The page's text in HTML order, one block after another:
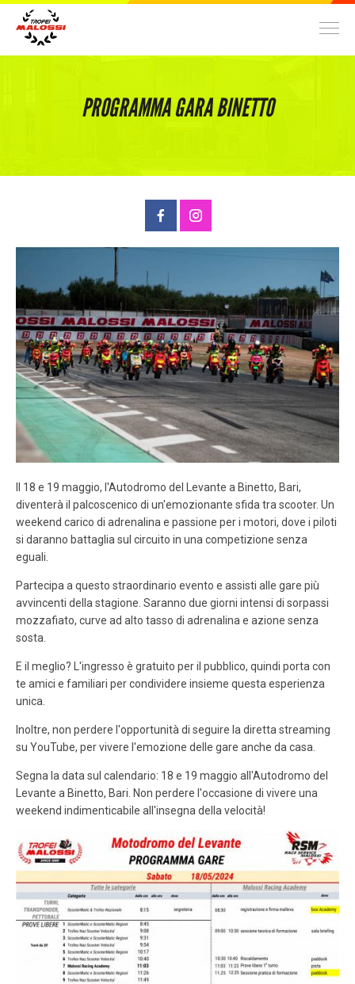
World Malossi Day Cup
Trofeo ScooterMatic
Trofeo Nazionale Scooter Velocità
100 cc 36 2 Tempi Nazionale
Malossi Racing Academy
300 cc 4 Tempi Nazionale
LOGIN
ISCRIVITI ALLA GARA
CALENDARIO
NEWS
BLOG
MALOSSI RACING ACADEMY
VELOCE EROI NEL VENTO
PHOTOGALLERY
CLASSIFICHE
CONTATTI
PROGRAMMA GARA BINETTO
Il 18 e 19 maggio, l'Autodromo del Levante a Binetto, Bari,
diventerà il palcoscenico di un'emozionante sfida tra scooter. Un
weekend carico di adrenalina e passione per i motori, dove i piloti
si daranno battaglia sul circuito in una competizione senza
eguali.
Partecipa a questo straordinario evento e assisti alle gare più
avvincenti della stagione. Saranno due giorni intensi di sorpassi
mozzafiato, curve ad alto tasso di adrenalina e azione senza
sosta.
E il meglio? L'ingresso è gratuito per il pubblico, quindi porta con
te amici e familiari per condividere insieme questa esperienza
unica.
Inoltre, non perdere l'opportunità di seguire la diretta streaming
su YouTube, per vivere l'emozione delle gare anche da casa.
Segna la data sul calendario: 18 e 19 maggio all'Autodromo del
Levante a Binetto, Bari. Non perdere l'occasione di vivere una
weekend indimenticabile all'insegna della velocità!